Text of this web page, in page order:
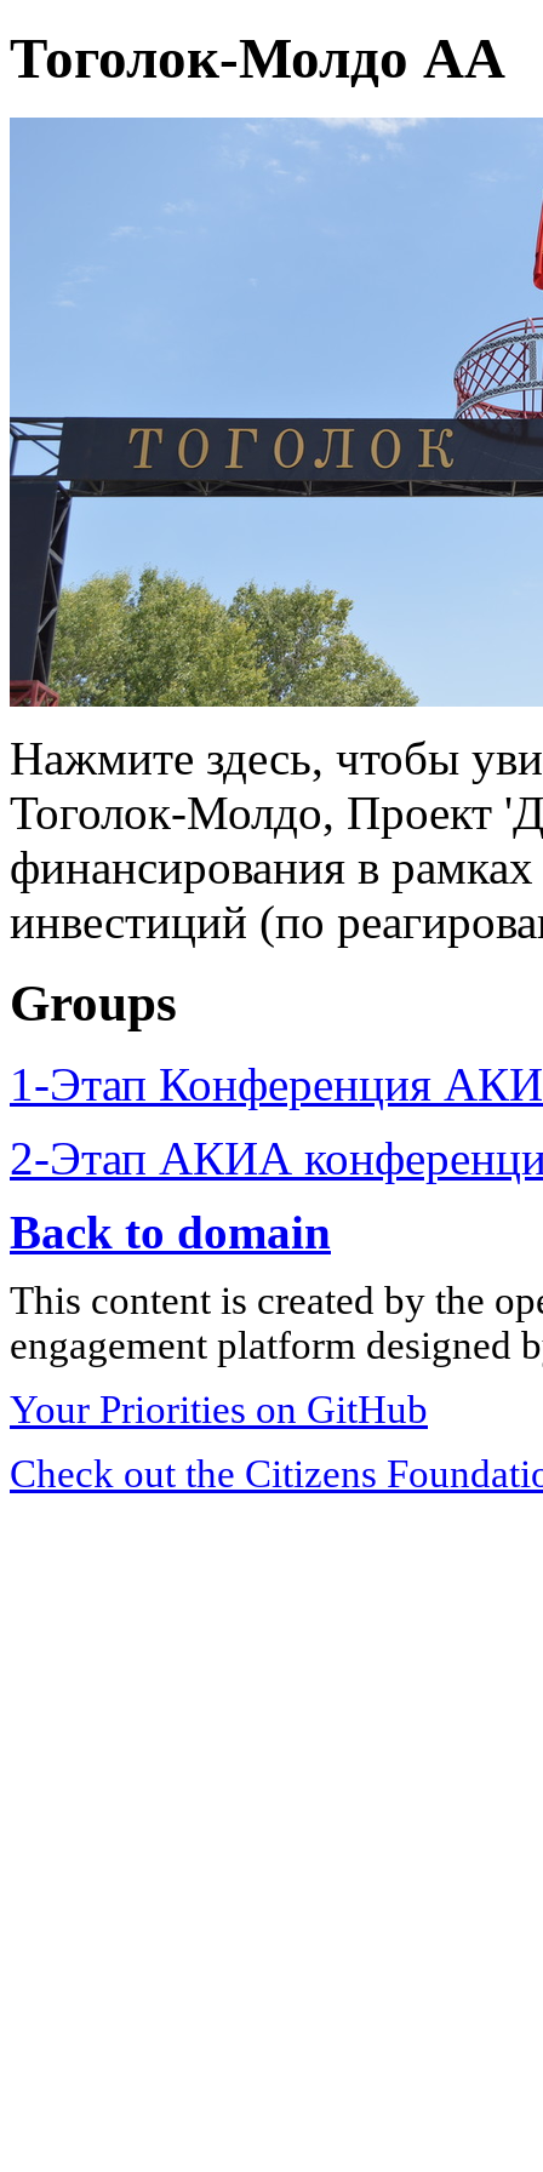
Тоголок-Молдо АА
Нажмите здесь, чтобы
Тоголок-Молдо, Проект
финансирования в рамках
инвестиций (по
Groups
1-Этап Конференция
2-Этап АКИА
Back to domain
This content is created by the
engagement platform designed
Your Priorities on GitHub
Check out the Citizens